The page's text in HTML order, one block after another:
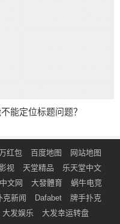
能定位标题问题？
红包 百度地图
网站地图
视 天堂精品
乐天堂中文
文网 大發體育
蜗牛电竞
克新闻 Dafabet
牌手扑克
大发娱乐
大发幸运转盘